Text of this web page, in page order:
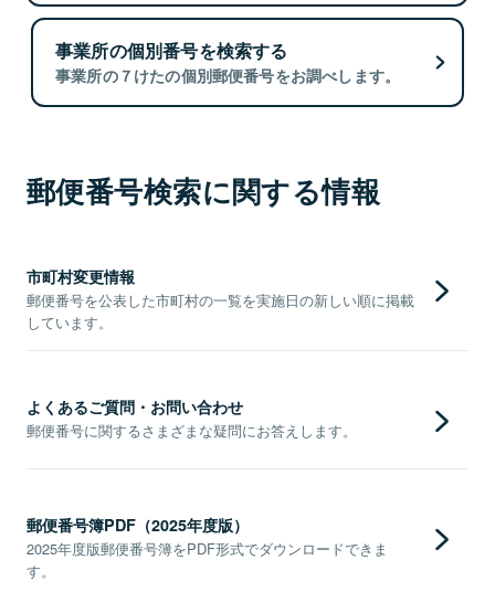
事業所の個別番号を検索する
事業所の７けたの個別郵便番号をお調べします。
郵便番号検索に関する情報
市町村変更情報
郵便番号を公表した市町村の一覧を実施日の新しい順に掲載
しています。
よくあるご質問・お問い合わせ
郵便番号に関するさまざまな疑問にお答えします。
郵便番号簿PDF（2025年度版）
2025年度版郵便番号簿をPDF形式でダウンロードできま
す。